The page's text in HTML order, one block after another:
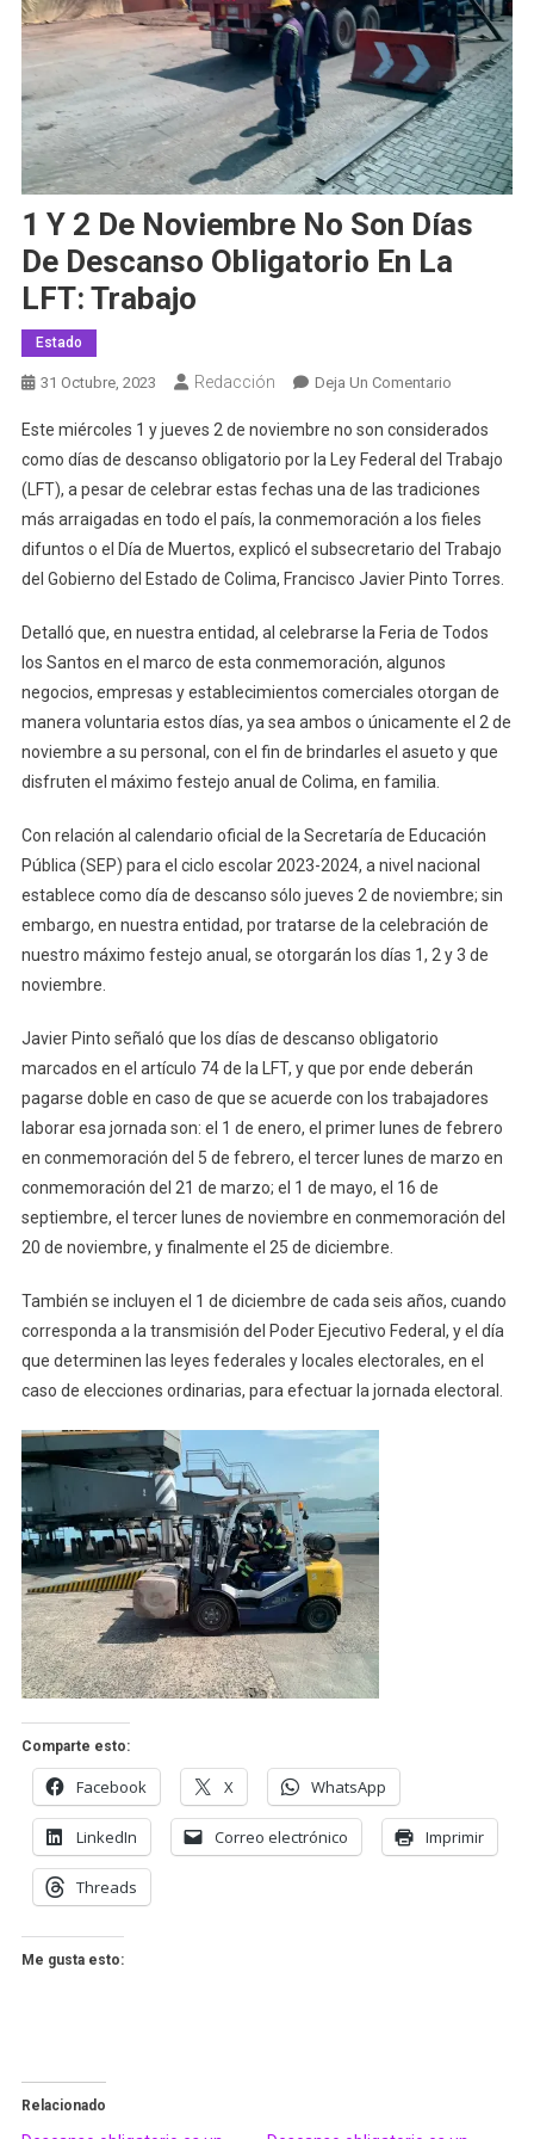
1 Y 2 De Noviembre No Son Días
De Descanso Obligatorio En La
LFT: Trabajo
Estado
31 Octubre, 2023 Redacción Deja Un ComentarioEn
Y
2
De
Noviembre
No
Son
De
Obligatorio
LFT:
Este miércoles 1 y jueves 2 de noviembre no son considerados
como días de descanso obligatorio por la Ley Federal del Trabajo
(LFT), a pesar de celebrar estas fechas una de las tradiciones
más arraigadas en todo el país, la conmemoración a los fieles
difuntos o el Día de Muertos, explicó el subsecretario del Trabajo
del Gobierno del Estado de Colima, Francisco Javier Pinto Torres.
Detalló que, en nuestra entidad, al celebrarse la Feria de Todos
los Santos en el marco de esta conmemoración, algunos
negocios, empresas y establecimientos comerciales otorgan de
manera voluntaria estos días, ya sea ambos o únicamente el 2 de
noviembre a su personal, con el fin de brindarles el asueto y que
disfruten el máximo festejo anual de Colima, en familia.
Con relación al calendario oficial de la Secretaría de Educación
Pública (SEP) para el ciclo escolar 2023-2024, a nivel nacional
establece como día de descanso sólo jueves 2 de noviembre; sin
embargo, en nuestra entidad, por tratarse de la celebración de
nuestro máximo festejo anual, se otorgarán los días 1, 2 y 3 de
noviembre.
Javier Pinto señaló que los días de descanso obligatorio
marcados en el artículo 74 de la LFT, y que por ende deberán
pagarse doble en caso de que se acuerde con los trabajadores
laborar esa jornada son: el 1 de enero, el primer lunes de febrero
en conmemoración del 5 de febrero, el tercer lunes de marzo en
conmemoración del 21 de marzo; el 1 de mayo, el 16 de
septiembre, el tercer lunes de noviembre en conmemoración del
20 de noviembre, y finalmente el 25 de diciembre.
También se incluyen el 1 de diciembre de cada seis años, cuando
corresponda a la transmisión del Poder Ejecutivo Federal, y el día
que determinen las leyes federales y locales electorales, en el
caso de elecciones ordinarias, para efectuar la jornada electoral.
Comparte esto:
Facebook X WhatsApp
LinkedIn Correo electrónico Imprimir
Threads
Me gusta esto:
Relacionado